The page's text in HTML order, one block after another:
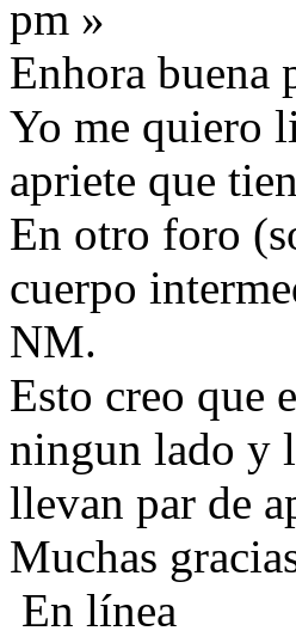
pm »
Enhora buena
Yo me quiero
apriete que
En otro foro
cuerpo
NM.
Esto creo que
ningun lado y
llevan par de
Muchas
En línea